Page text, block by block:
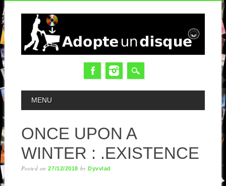
MAIN MENU
MENU
ONCE UPON A
WINTER : .EXISTENCE
Posted on27/12/2018 byDyvvlad